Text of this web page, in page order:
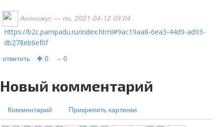
Анонимус — пн, 2021-04-12 09:04
https://b2c.pampadu.ru/index.html#9ac19aa8-6ea3-44d9-ad93-
db278eb6ef0f
ответить ✚ 0 − 0
Новый комментарий
Комментарий Прикрепить картинки